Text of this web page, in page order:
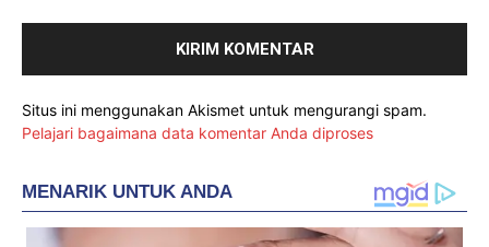
Situs ini menggunakan Akismet untuk mengurangi spam.
Pelajari bagaimana data komentar Anda diproses